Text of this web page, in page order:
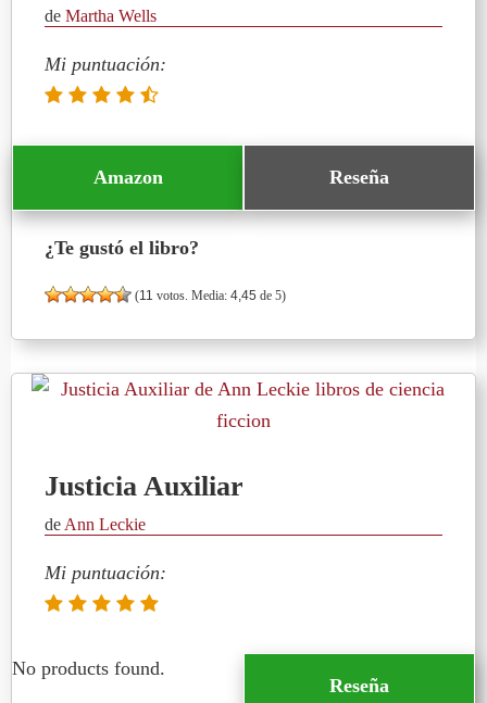
de Martha Wells
Mi puntuación:
Amazon Reseña
¿Te gustó el libro?
(11 votos. Media: 4,45 de 5)
Justicia Auxiliar
de Ann Leckie
Mi puntuación:
No products found.
Reseña